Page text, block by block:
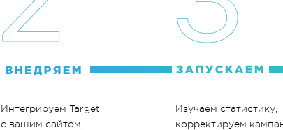
Интегрируем Target
с вашим сайтом,
Изучаем статистику,
корректируем